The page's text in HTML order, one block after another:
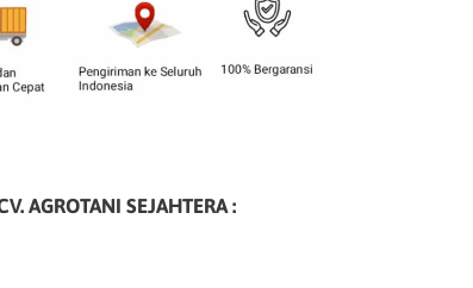
AGROTANI SEJAHTERA :